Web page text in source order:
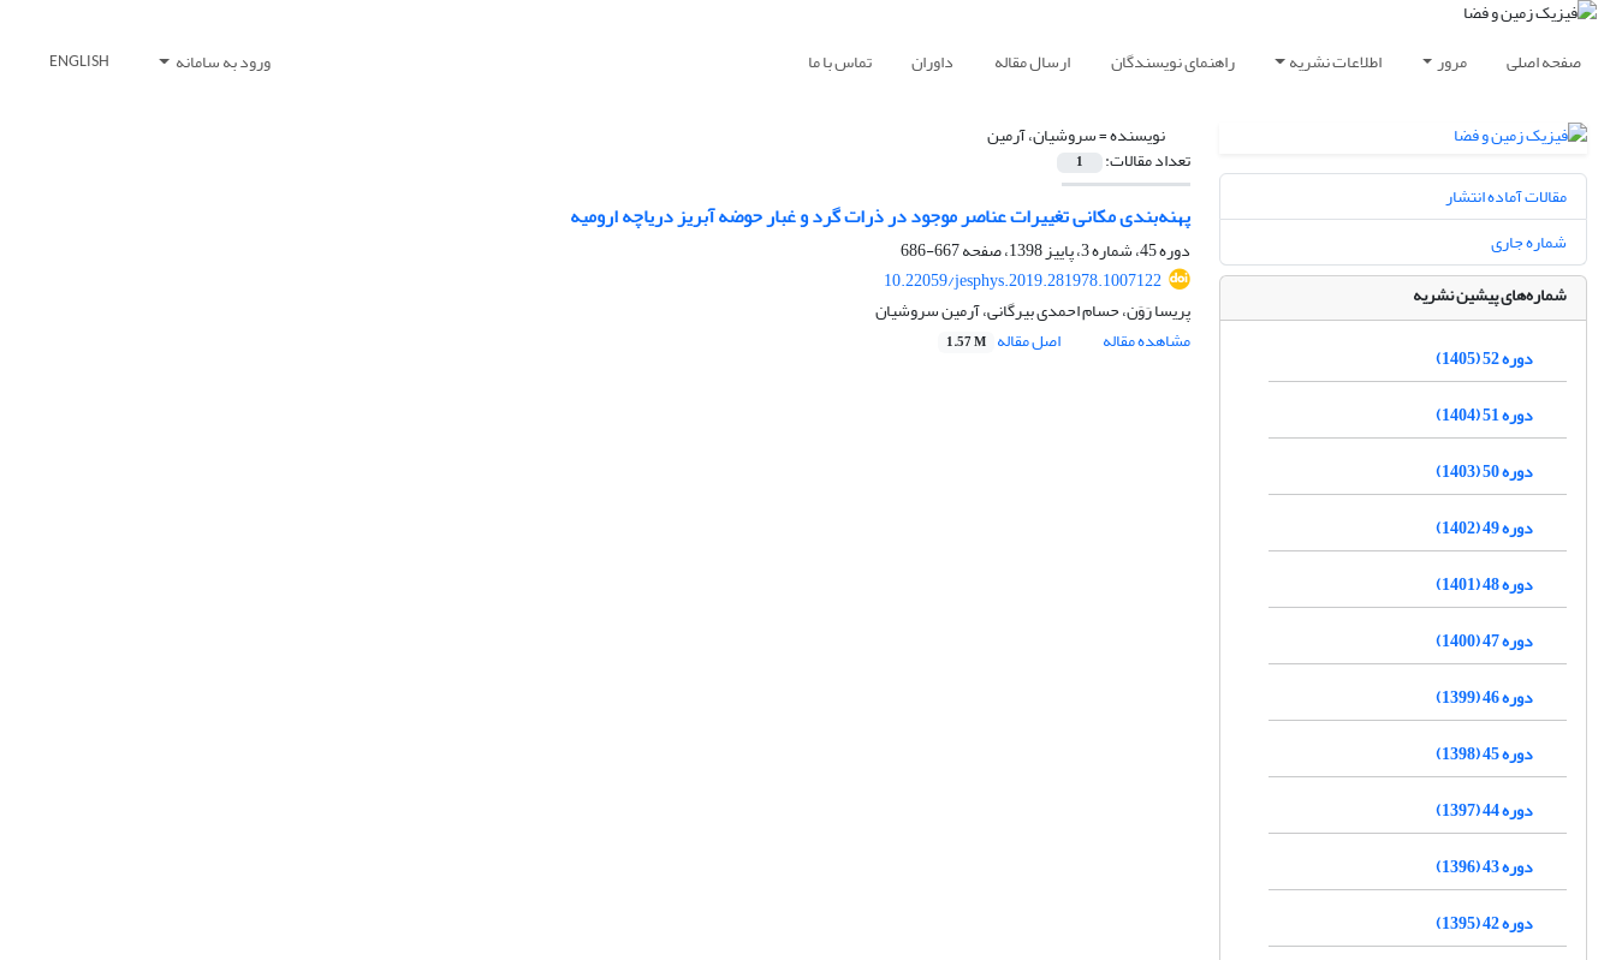
صفحه اصلی مرور اطلاعات نشریه راهنمای نویسندگان ارسال مقاله داوران تماس با ما ورود به سامانه ENGLISH
نویسنده =سروشیان، آرمین
تعداد مقالات: 1
پهنه‌بندی مکانی تغییرات عناصر موجود در ذرات گرد و غبار حوضه آبریز دریاچه ارومیه
دوره 45، شماره 3، پاییز 1398، صفحه
667-686
10.22059/jesphys.2019.281978.1007122
پریسا رَوَن، حسام احمدی بیرگانی، آرمین سروشیان
مشاهده مقاله
اصل مقاله 1.57 M
مقالات آماده انتشار
شماره جاری
شماره‌های پیشین نشریه
دوره 52 (1405)
دوره 51 (1404)
دوره 50 (1403)
دوره 49 (1402)
دوره 48 (1401)
دوره 47 (1400)
دوره 46 (1399)
دوره 45 (1398)
دوره 44 (1397)
دوره 43 (1396)
دوره 42 (1395)